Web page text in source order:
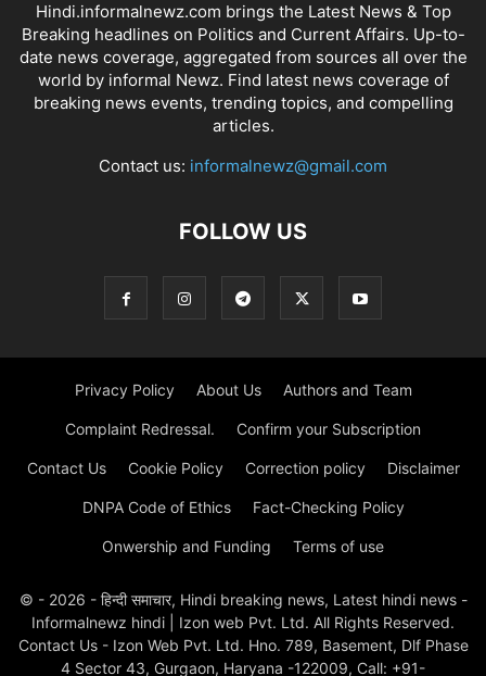
Hindi.informalnewz.com brings the Latest News & Top
Breaking headlines on Politics and Current Affairs. Up-to-
date news coverage, aggregated from sources all over the
world by informal Newz. Find latest news coverage of
breaking news events, trending topics, and compelling
articles.
Contact us: informalnewz@gmail.com
FOLLOW US
Privacy Policy About Us Authors and Team
Complaint Redressal. Confirm your Subscription
Contact Us Cookie Policy Correction policy Disclaimer
DNPA Code of Ethics Fact-Checking Policy
Onwership and Funding Terms of use
© - 2026 - हिन्दी समाचार, Hindi breaking news, Latest hindi news -
Informalnewz hindi | Izon web Pvt. Ltd. All Rights Reserved.
Contact Us - Izon Web Pvt. Ltd. Hno. 789, Basement, Dlf Phase
4 Sector 43, Gurgaon, Haryana -122009, Call: +91-